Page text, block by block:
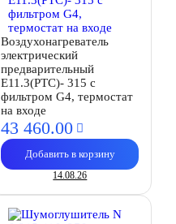
Воздухонагреватель
электрический
предварительный
E11.3(PTC)- 315 с
фильтром G4, термостат
на входе
43 460.00
Добавить в корзину
14.08.26